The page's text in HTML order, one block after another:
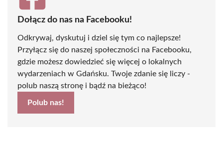
Dołącz do nas na Facebooku!
Odkrywaj, dyskutuj i dziel się tym co najlepsze!
Przyłącz się do naszej społeczności na Facebooku,
gdzie możesz dowiedzieć się więcej o lokalnych
wydarzeniach w Gdańsku. Twoje zdanie się liczy -
polub naszą stronę i bądź na bieżąco!
Polub nas!